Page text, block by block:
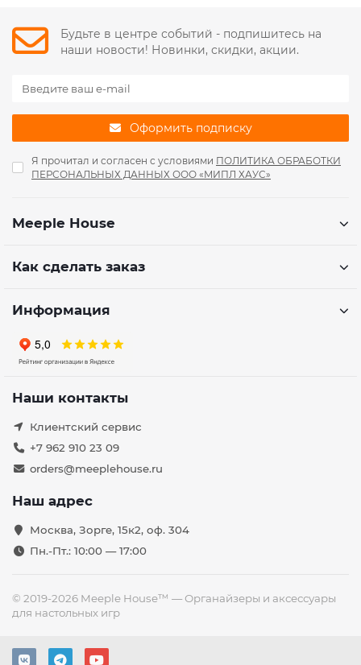
Будьте в центре событий - подпишитесь на
наши новости! Новинки, скидки, акции.
Оформить подписку
Я прочитал и согласен с условиями ПОЛИТИКА ОБРАБОТКИ
ПЕРСОНАЛЬНЫХ ДАННЫХ ООО «МИПЛ ХАУС»
Meeple House
Как сделать заказ
Информация
Наши контакты
Клиентский сервис
+7 962 910 23 09
orders@meeplehouse.ru
Наш адрес
Москва, Зорге, 15к2, оф. 304
Пн.-Пт.: 10:00 — 17:00
© 2019-2026 Meeple House™ — Органайзеры и аксессуары
для настольных игр